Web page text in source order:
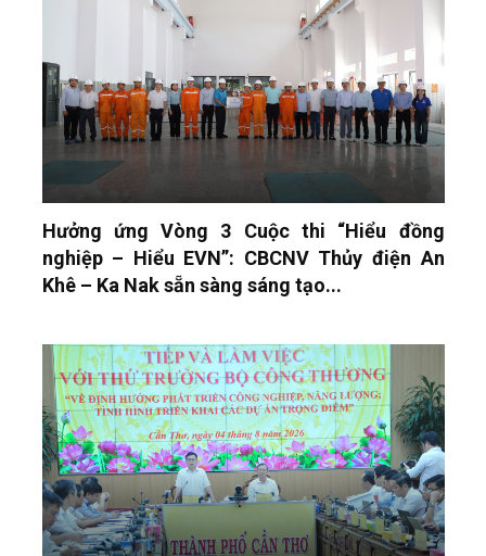
Hưởng ứng Vòng 3 Cuộc thi “Hiểu đồng
nghiệp – Hiểu EVN”: CBCNV Thủy điện An
Khê – Ka Nak sẵn sàng sáng tạo...